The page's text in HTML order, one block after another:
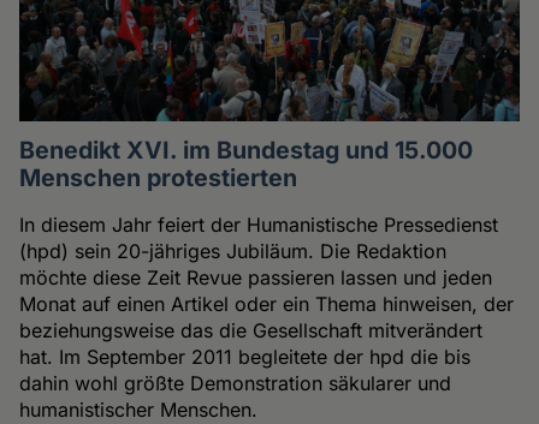
Benedikt XVI. im Bundestag und 15.000
Menschen protestierten
In diesem Jahr feiert der Humanistische Pressedienst
(hpd) sein 20-jähriges Jubiläum. Die Redaktion
möchte diese Zeit Revue passieren lassen und jeden
Monat auf einen Artikel oder ein Thema hinweisen, der
beziehungsweise das die Gesellschaft mitverändert
hat. Im September 2011 begleitete der hpd die bis
dahin wohl größte Demonstration säkularer und
humanistischer Menschen.